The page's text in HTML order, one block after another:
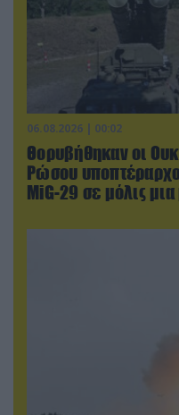
06.08.2026 | 00:02
Θορυβήθηκαν οι
Ρώσου
MiG-29 σε μόλις